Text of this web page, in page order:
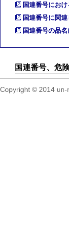
国連番号にお
国連番号に関
国連番号の品
国連番号、危
Copyright © 2014 un-